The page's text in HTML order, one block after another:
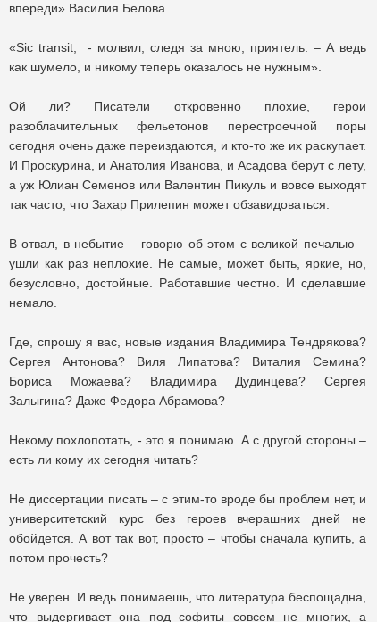
впереди» Василия Белова…
«Sic transit, - молвил, следя за мною, приятель. – А ведь
как шумело, и никому теперь оказалось не нужным».
Ой ли? Писатели откровенно плохие, герои
разоблачительных фельетонов перестроечной поры
сегодня очень даже переиздаются, и кто-то же их раскупает.
И Проскурина, и Анатолия Иванова, и Асадова берут с лету,
а уж Юлиан Семенов или Валентин Пикуль и вовсе выходят
так часто, что Захар Прилепин может обзавидоваться.
В отвал, в небытие – говорю об этом с великой печалью –
ушли как раз неплохие. Не самые, может быть, яркие, но,
безусловно, достойные. Работавшие честно. И сделавшие
немало.
Где, спрошу я вас, новые издания Владимира Тендрякова?
Сергея Антонова? Виля Липатова? Виталия Семина?
Бориса Можаева? Владимира Дудинцева? Сергея
Залыгина? Даже Федора Абрамова?
Некому похлопотать, - это я понимаю. А с другой стороны –
есть ли кому их сегодня читать?
Не диссертации писать – с этим-то вроде бы проблем нет, и
университетский курс без героев вчерашних дней не
обойдется. А вот так вот, просто – чтобы сначала купить, а
потом прочесть?
Не уверен. И ведь понимаешь, что литература беспощадна,
что выдергивает она под софиты совсем не многих, а